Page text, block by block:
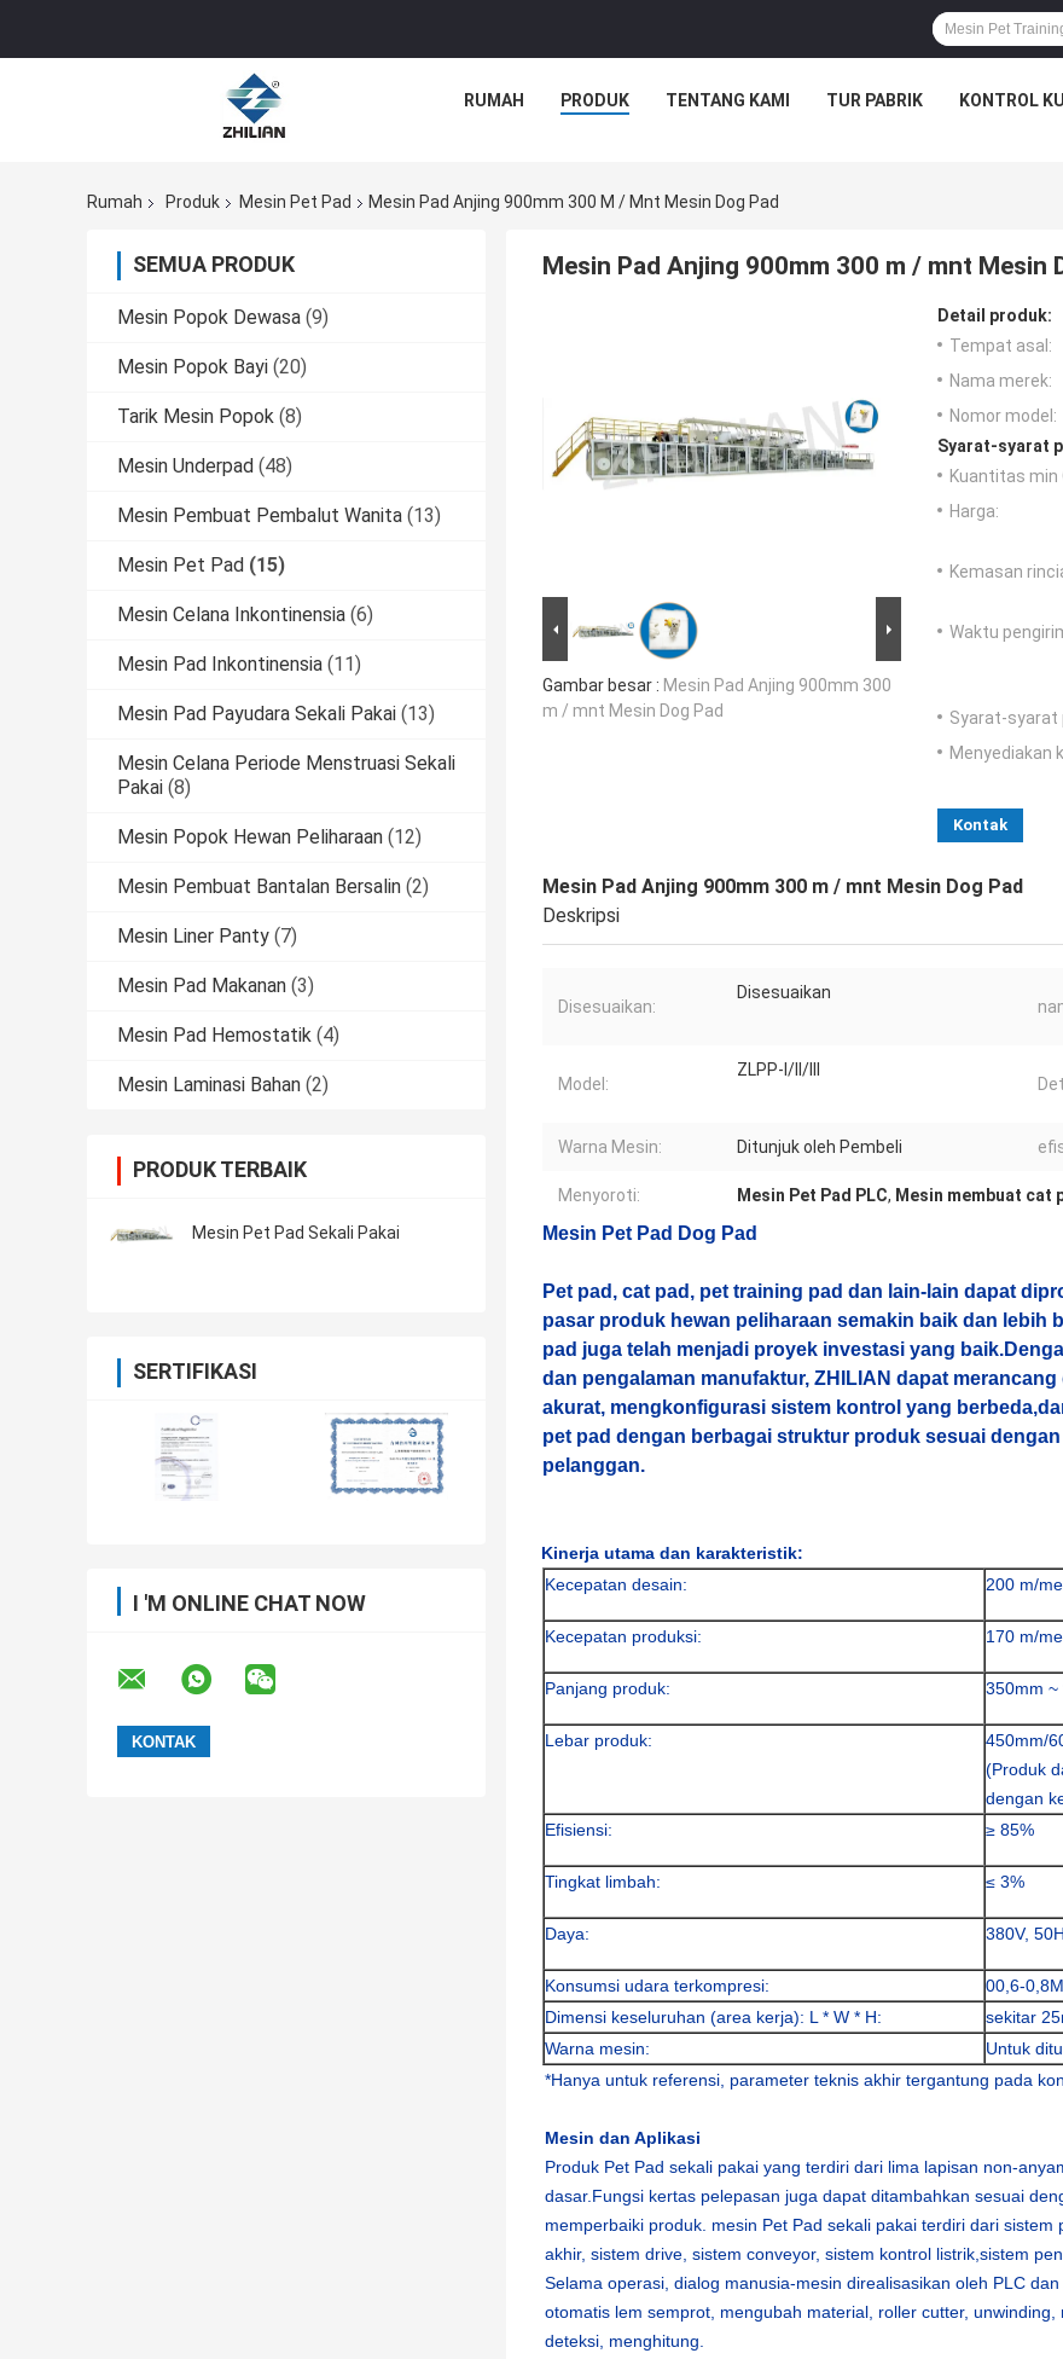
RUMAH PRODUK TENTANG KAMI TUR PABRIK KONTROL
Rumah Produk Mesin Pet Pad Mesin Pad Anjing 900mm 300 M / Mnt Mesin Dog Pad
SEMUA PRODUK
Mesin Popok Dewasa (9)
Mesin Popok Bayi (20)
Tarik Mesin Popok (8)
Mesin Underpad (48)
Mesin Pembuat Pembalut Wanita (13)
Mesin Pet Pad (15)
Mesin Celana Inkontinensia (6)
Mesin Pad Inkontinensia (11)
Mesin Pad Payudara Sekali Pakai (13)
Mesin Celana Periode Menstruasi Sekali
Pakai (8)
Mesin Popok Hewan Peliharaan (12)
Mesin Pembuat Bantalan Bersalin (2)
Mesin Liner Panty (7)
Mesin Pad Makanan (3)
Mesin Pad Hemostatik (4)
Mesin Laminasi Bahan (2)
PRODUK TERBAIK
Mesin Pet Pad Sekali Pakai
SERTIFIKASI
I 'M ONLINE CHAT NOW
Mesin Pad Anjing 900mm 300 m / mnt Mesin
Gambar besar : Mesin Pad Anjing 900mm 300
m / mnt Mesin Dog Pad
Detail produk:
Tempat asal:
Nama merek:
Nomor model:
Syarat-syarat
Kuantitas min
Harga:
Kemasan
Waktu
Syarat-syarat
Menyediakan
Kontak
Mesin Pad Anjing 900mm 300 m / mnt Mesin Dog Pad
Deskripsi
Disesuaikan:
Disesuaikan
Model:
ZLPP-I/II/III
Warna Mesin: Ditunjuk oleh Pembeli
Menyoroti: Mesin Pet Pad PLC, Mesin membuat cat
Mesin Pet Pad Dog Pad
Pet pad, cat pad, pet training pad dan lain-lain dapat
pasar produk hewan peliharaan semakin baik dan lebih
pad juga telah menjadi proyek investasi yang baik.
dan pengalaman manufaktur, ZHILIAN dapat
akurat, mengkonfigurasi sistem kontrol yang
pet pad dengan berbagai struktur produk sesuai
pelanggan.
Kinerja utama dan karakteristik:
Kecepatan desain:
200 m/
Kecepatan produksi: 170 m/
Panjang produk: 350mm ~
Lebar produk:
450mm/
(Produk
dengan
Efisiensi:
≥ 85%
Tingkat limbah: ≤ 3%
Daya: 380V,
Konsumsi udara terkompresi:
00,6-
Dimensi keseluruhan (area kerja): L * W * H:
sekitar
Warna mesin:
Untuk
*Hanya untuk referensi, parameter teknis akhir tergantung pada
Mesin dan Aplikasi
Produk Pet Pad sekali pakai yang terdiri dari lima lapisan non-
dasar.Fungsi kertas pelepasan juga dapat ditambahkan sesuai
memperbaiki produk. mesin Pet Pad sekali pakai terdiri dari
akhir, sistem drive, sistem conveyor, sistem kontrol listrik,sistem
Selama operasi, dialog manusia-mesin direalisasikan oleh PLC
otomatis lem semprot, mengubah material, roller cutter,
deteksi, menghitung.